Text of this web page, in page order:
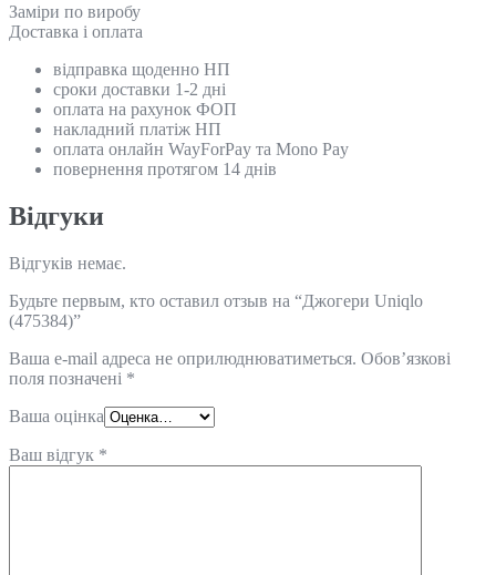
Замiри по виробу
Доставка і оплата
відправка щоденно НП
сроки доставки 1-2 дні
оплата на рахунок ФОП
накладний платіж НП
оплата онлайн WayForPay та Mono Pay
повернення протягом 14 днів
Відгуки
Відгуків немає.
Будьте первым, кто оставил отзыв на “Джогери Uniqlo
(475384)”
Ваша e-mail адреса не оприлюднюватиметься. Обов’язкові
поля позначені *
Ваша оцінка
Ваш відгук *